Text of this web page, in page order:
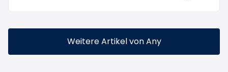
Weitere Artikel von Any